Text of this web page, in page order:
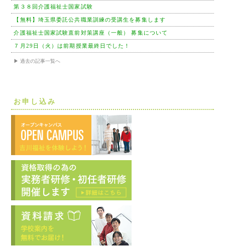
第３８回介護福祉士国家試験
【無料】埼玉県委託公共職業訓練の受講生を募集します
介護福祉士国家試験直前対策講座（一般） 募集について
７月29日（火）は前期授業最終日でした！
▶ 過去の記事一覧へ
お申し込み